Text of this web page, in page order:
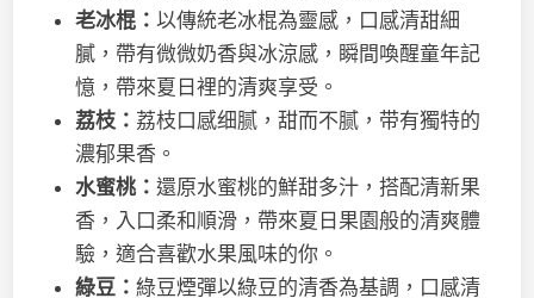
老冰棍：以傳統老冰棍為靈感，口感清甜細
膩，帶有微微奶香與冰涼感，瞬間喚醒童年記
憶，帶來夏日裡的清爽享受。
荔枝： 荔枝口感细腻，甜而不腻，带有獨特的
濃郁果香。
水蜜桃：還原水蜜桃的鮮甜多汁，搭配清新果
香，入口柔和順滑，帶來夏日果園般的清爽體
驗，適合喜歡水果風味的你。
綠豆：綠豆煙彈以綠豆的清香為基調，口感清